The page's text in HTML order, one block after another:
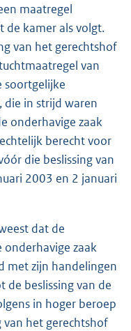
maatregel
de kamer als volgt.
van het gerechtshof
van
soortgelijke
in strijd waren
onderhavige zaak
berecht voor
die beslissing van
2003 en 2 januari
dat de
zaak
met zijn handelingen
de beslissing van de
in hoger beroep
het gerechtshof